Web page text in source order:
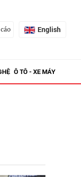
English
Ô TÔ - XE MÁY